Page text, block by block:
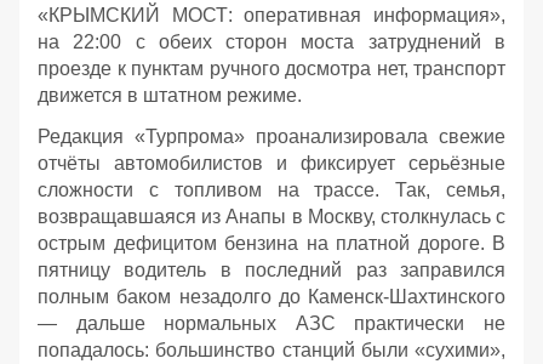
«КРЫМСКИЙ МОСТ: оперативная информация»,
на 22:00 с обеих сторон моста затруднений в
проезде к пунктам ручного досмотра нет, транспорт
движется в штатном режиме.
Редакция «Турпрома» проанализировала свежие
отчёты автомобилистов и фиксирует серьёзные
сложности с топливом на трассе. Так, семья,
возвращавшаяся из Анапы в Москву, столкнулась с
острым дефицитом бензина на платной дороге. В
пятницу водитель в последний раз заправился
полным баком незадолго до Каменск‑Шахтинского
— дальше нормальных АЗС практически не
попадалось: большинство станций были «сухими»,